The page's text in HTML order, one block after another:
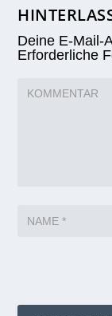
Deine E-Mail-
Erforderliche